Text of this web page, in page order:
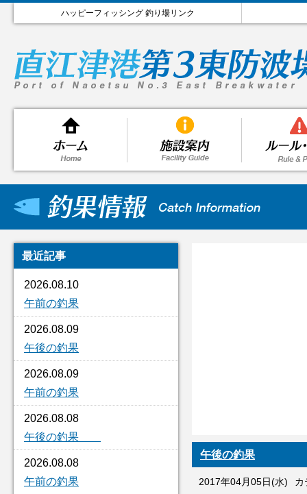
ハッピーフィッシング 釣り場リンク
最近記事
2026.08.10
午前の釣果
2026.08.09
午後の釣果
2026.08.09
午前の釣果
2026.08.08
午後の釣果
2026.08.08
午前の釣果
午後の釣果
2017年04月05日(水) カ